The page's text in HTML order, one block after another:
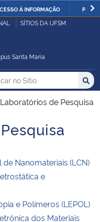
À INFORMAÇÃO
SÍTIOS DA UFSM
Santa Maria
no no Sítio
Laboratórios de Pesquisa
Nanomateriais (LCN)
e
e Polímeros (LEPOL)
dos Materiais